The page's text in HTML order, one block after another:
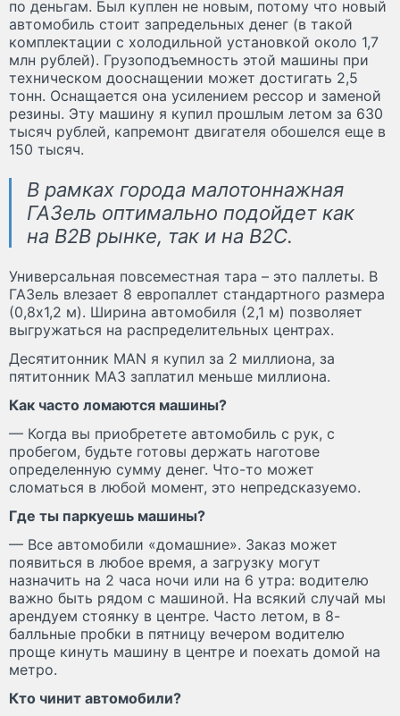
по деньгам. Был куплен не новым, потому что новый
автомобиль стоит запредельных денег (в такой
комплектации с холодильной установкой около 1,7
млн рублей). Грузоподъемность этой машины при
техническом дооснащении может достигать 2,5
тонн. Оснащается она усилением рессор и заменой
резины. Эту машину я купил прошлым летом за 630
тысяч рублей, капремонт двигателя обошелся еще в
150 тысяч.
В рамках города малотоннажная
ГАЗель оптимально подойдет как
на В2В рынке, так и на В2С.
Универсальная повсеместная тара – это паллеты. В
ГАЗель влезает 8 европаллет стандартного размера
(0,8х1,2 м). Ширина автомобиля (2,1 м) позволяет
выгружаться на распределительных центрах.
Десятитонник MAN я купил за 2 миллиона, за
пятитонник МАЗ заплатил меньше миллиона.
Как часто ломаются машины?
— Когда вы приобретете автомобиль с рук, с
пробегом, будьте готовы держать наготове
определенную сумму денег. Что-то может
сломаться в любой момент, это непредсказуемо.
Где ты паркуешь машины?
— Все автомобили «домашние». Заказ может
появиться в любое время, а загрузку могут
назначить на 2 часа ночи или на 6 утра: водителю
важно быть рядом с машиной. На всякий случай мы
арендуем стоянку в центре. Часто летом, в 8-
балльные пробки в пятницу вечером водителю
проще кинуть машину в центре и поехать домой на
метро.
Кто чинит автомобили?